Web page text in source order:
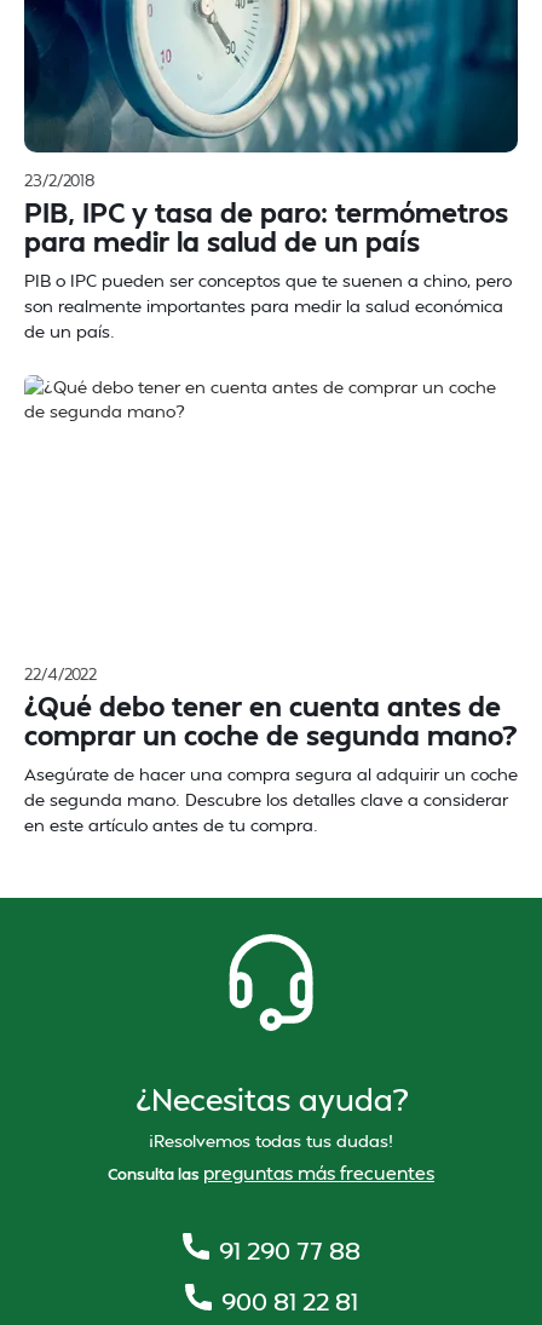
23/2/2018
PIB, IPC y tasa de paro: termómetros
para medir la salud de un país
PIB o IPC pueden ser conceptos que te suenen a chino, pero
son realmente importantes para medir la salud económica
de un país.
22/4/2022
¿Qué debo tener en cuenta antes de
comprar un coche de segunda mano?
Asegúrate de hacer una compra segura al adquirir un coche
de segunda mano. Descubre los detalles clave a considerar
en este artículo antes de tu compra.
¿Necesitas ayuda?
¡Resolvemos todas tus dudas!
Consulta las preguntas más frecuentes
91 290 77 88
900 81 22 81